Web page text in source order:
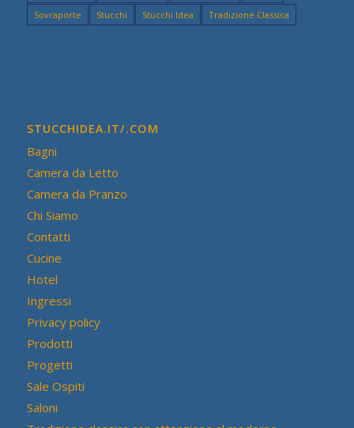
Sovraporte
Stucchi Stucchi Idea Tradizione Classica
STUCCHIDEA.IT/.COM
Bagni
Camera da Letto
Camera da Pranzo
Chi Siamo
Contatti
Cucine
Hotel
Ingressi
Privacy policy
Prodotti
Progetti
Sale Ospiti
Saloni